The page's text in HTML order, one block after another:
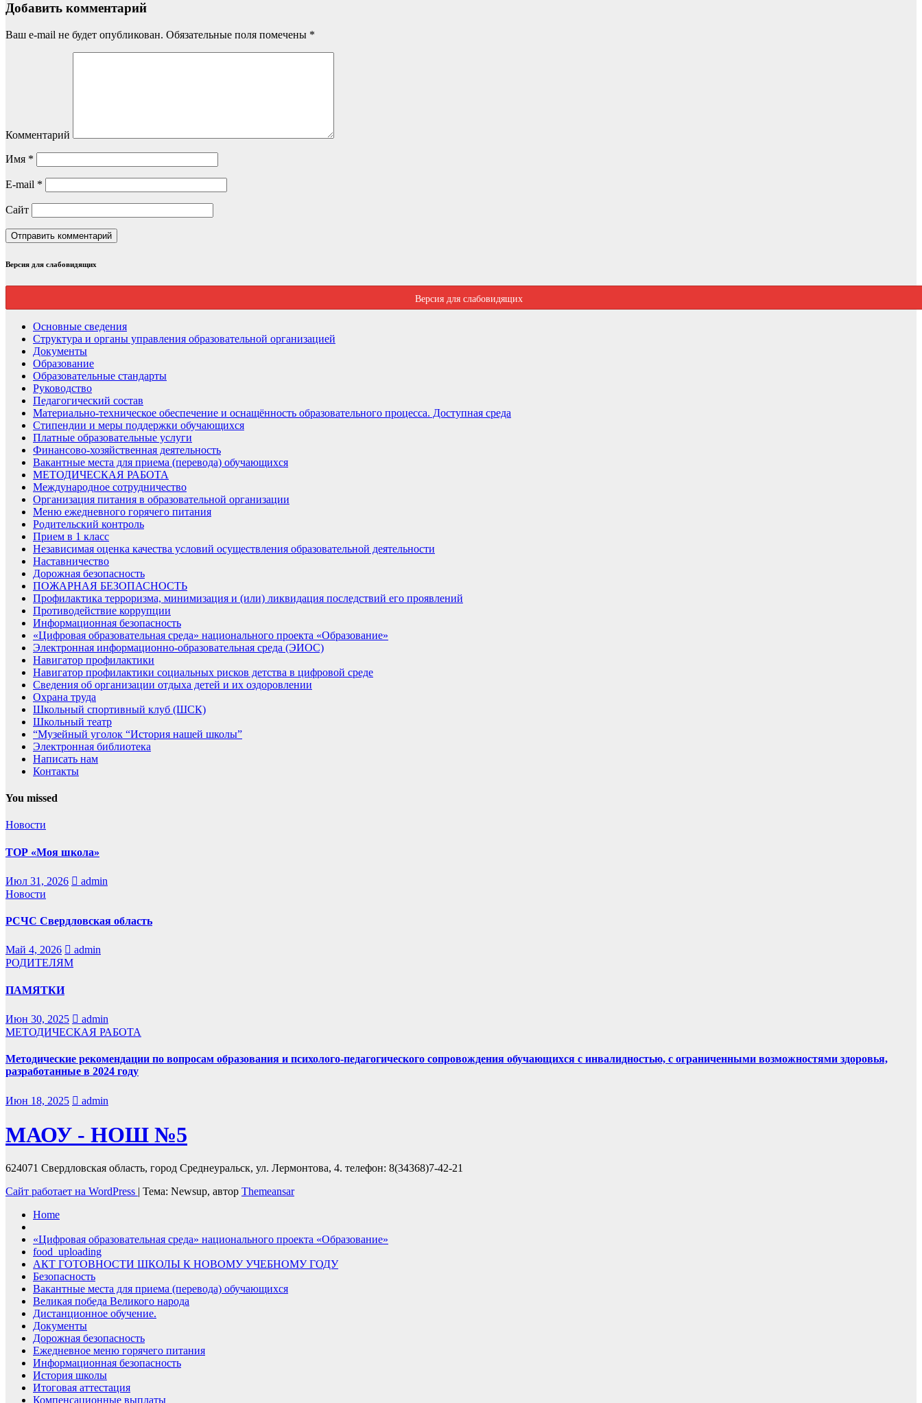
Добавить комментарий
Ваш e-mail не будет опубликован. Обязательные поля помечены *
Комментарий
Имя *
E-mail *
Сайт
Версия для слабовидящих
Версия для слабовидящих
Основные сведения
Структура и органы управления образовательной организацией
Документы
Образование
Образовательные стандарты
Руководство
Педагогический состав
Материально-техническое обеспечение и оснащённость образовательного процесса. Доступная среда
Стипендии и меры поддержки обучающихся
Платные образовательные услуги
Финансово-хозяйственная деятельность
Вакантные места для приема (перевода) обучающихся
МЕТОДИЧЕСКАЯ РАБОТА
Международное сотрудничество
Организация питания в образовательной организации
Меню ежедневного горячего питания
Родительский контроль
Прием в 1 класс
Независимая оценка качества условий осуществления образовательной деятельности
Наставничество
Дорожная безопасность
ПОЖАРНАЯ БЕЗОПАСНОСТЬ
Профилактика терроризма, минимизация и (или) ликвидация последствий его проявлений
Противодействие коррупции
Информационная безопасность
«Цифровая образовательная среда» национального проекта «Образование»
Электронная информационно-образовательная среда (ЭИОС)
Навигатор профилактики
Навигатор профилактики социальных рисков детства в цифровой среде
Сведения об организации отдыха детей и их оздоровлении
Охрана труда
Школьный спортивный клуб (ШСК)
Школьный театр
“Музейный уголок “История нашей школы”
Электронная библиотека
Написать нам
Контакты
You missed
Новости
ТОР «Моя школа»
Июл 31, 2026
admin
Новости
РСЧС Свердловская область
Май 4, 2026
admin
РОДИТЕЛЯМ
ПАМЯТКИ
Июн 30, 2025
admin
МЕТОДИЧЕСКАЯ РАБОТА
Методические рекомендации по вопросам образования и психолого-педагогического сопровождения обучающихся с инвалидностью, с ограниченными возможностями здоровья,
разработанные в 2024 году
Июн 18, 2025 admin
МАОУ - НОШ №5
624071 Свердловская область, город Среднеуральск, ул. Лермонтова, 4. телефон: 8(34368)7-42-21
Сайт работает на WordPress | Тема: Newsup, автор Themeansar
Home
«Цифровая образовательная среда» национального проекта «Образование»
food_uploading
АКТ ГОТОВНОСТИ ШКОЛЫ К НОВОМУ УЧЕБНОМУ ГОДУ
Безопасность
Вакантные места для приема (перевода) обучающихся
Великая победа Великого народа
Дистанционное обучение.
Документы
Дорожная безопасность
Ежедневное меню горячего питания
Информационная безопасность
История школы
Итоговая аттестация
Компенсационные выплаты